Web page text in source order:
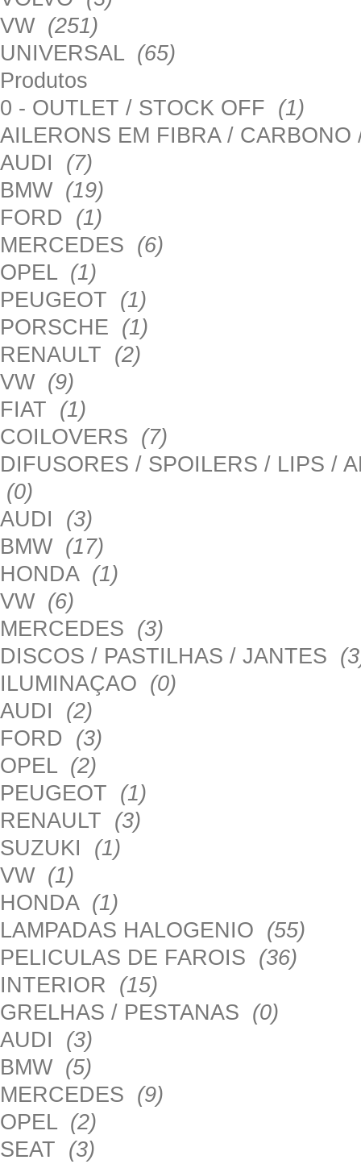
VW (251)
UNIVERSAL (65)
Produtos
0 - OUTLET / STOCK OFF (1)
AILERONS EM FIBRA /
AUDI (7)
BMW (19)
FORD (1)
MERCEDES (6)
OPEL (1)
PEUGEOT (1)
PORSCHE (1)
RENAULT (2)
VW (9)
FIAT (1)
COILOVERS (7)
DIFUSORES / SPOILERS / LIPS /
(0)
AUDI (3)
BMW (17)
HONDA (1)
VW (6)
MERCEDES (3)
DISCOS / PASTILHAS / JANTES
ILUMINAÇAO (0)
AUDI (2)
FORD (3)
OPEL (2)
PEUGEOT (1)
RENAULT (3)
SUZUKI (1)
VW (1)
HONDA (1)
LAMPADAS HALOGENIO (55)
PELICULAS DE FAROIS (36)
INTERIOR (15)
GRELHAS / PESTANAS (0)
AUDI (3)
BMW (5)
MERCEDES (9)
OPEL (2)
SEAT (3)